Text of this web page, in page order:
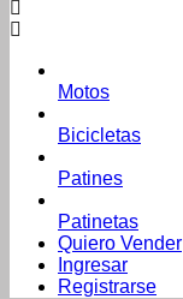
Motos
Bicicletas
Patines
Patinetas
Quiero Vender
Ingresar
Registrarse